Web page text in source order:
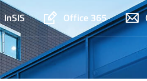
InSIS Office 365